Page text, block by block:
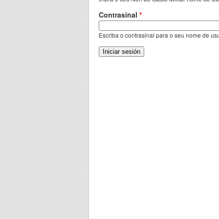
Contrasinal *
Escriba o contrasinal para o seu nome de